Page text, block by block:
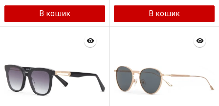
В кошик В кошик